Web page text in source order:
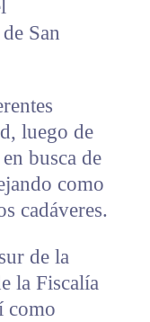
San
luego de
busca de
como
cadáveres.
de la
la Fiscalía
como